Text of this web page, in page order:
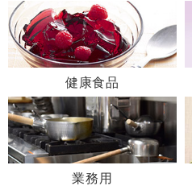
健康食品
業務用